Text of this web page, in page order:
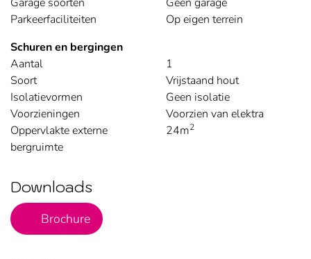
Parkeerfaciliteiten
Op eigen terrein
Schuren en bergingen
Aantal
1
Soort
Vrijstaand hout
Isolatievormen
Geen isolatie
Voorzieningen
Voorzien van elektra
Oppervlakte externe
bergruimte
24m2
Downloads
PDF Bestand
Brochure